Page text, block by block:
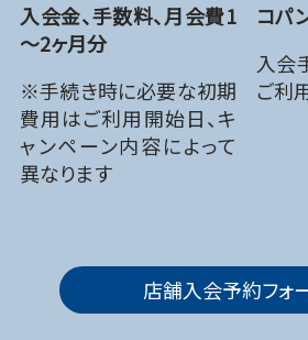
入会金、手数料、月会費1
～2ヶ月分
※手続き時に必要な初期
費用はご利用開始日、キ
ャンペーン内容によって
異なります
コパ
入会
ご利
店舗入会予約フォ